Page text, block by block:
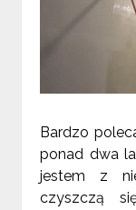
Bardzo
ponad dwa
jestem z
czyszczą